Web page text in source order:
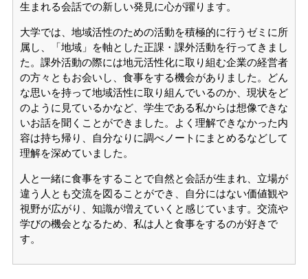
生まれる会話での新しい発見に心が躍ります。
大学では、地域活性のための活動を積極的に行うゼミに所
属し、「地域」を軸とした正課・課外活動を行ってきまし
た。課外活動の際には地元活性化に取り組む企業の経営者
の方々ともお会いし、食事をする機会がありました。どん
な思いを持って地域活性に取り組んでいるのか、現状をど
のように見ているかなど、学生である私からは想像できな
いお話を聞くことができました。よく理解できなかった内
容は持ち帰り、自分なりに調べノートにまとめるなどして
理解を深めていました。
人と一緒に食事をすることで自然と会話が生まれ、立場が
違う人とも交流を図ることができ、自分にはない価値観や
視野が広がり、知識が増えていくと感じています。交流や
学びの機会となるため、私は人と食事をするのが好きで
す。